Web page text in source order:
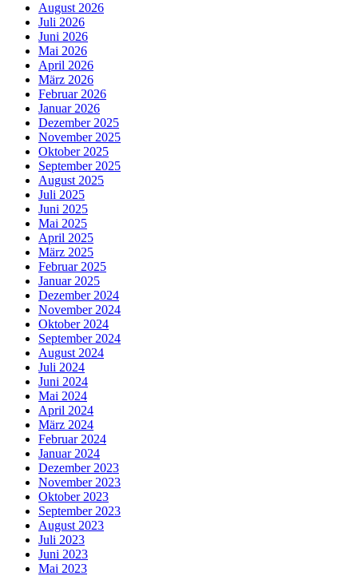
August 2026
Juli 2026
Juni 2026
Mai 2026
April 2026
März 2026
Februar 2026
Januar 2026
Dezember 2025
November 2025
Oktober 2025
September 2025
August 2025
Juli 2025
Juni 2025
Mai 2025
April 2025
März 2025
Februar 2025
Januar 2025
Dezember 2024
November 2024
Oktober 2024
September 2024
August 2024
Juli 2024
Juni 2024
Mai 2024
April 2024
März 2024
Februar 2024
Januar 2024
Dezember 2023
November 2023
Oktober 2023
September 2023
August 2023
Juli 2023
Juni 2023
Mai 2023